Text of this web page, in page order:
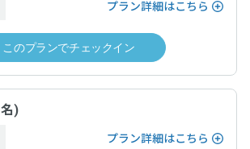
プラン詳細はこちら
このプランでチェックイン
)
プラン詳細はこちら
にお問い合わせ次第、遅延なく提供します。
用ゲスト規約、各運営ホストの利用規約
ゲスト規約 各運営ホストの利用規約
ォームよりお願いします。